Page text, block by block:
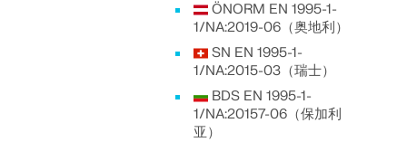
ÖNORM EN 1995-1-
1/NA:2019-06（奥地利）
SN EN 1995-1-
1/NA:2015-03（瑞士）
BDS EN 1995-1-
1/NA:20157-06（保加利
亚）